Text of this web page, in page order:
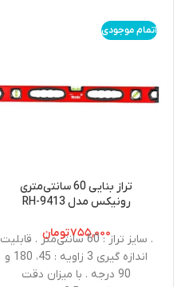
اتمام موجودی
تراز بنایی 60 سانتی‌متری
رونیکس مدل RH-9413
۷۵۵,۰۰۰تومان
. سایز تراز : 60 سانتی‌متر . قابلیت
اندازه گیری 3 زاویه : 45، 180 و
90 درجه . با میزان دقت